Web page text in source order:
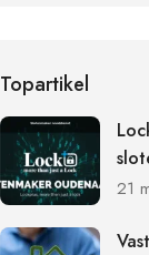
Topartikel
21